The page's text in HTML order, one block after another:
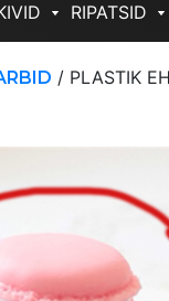
RIPATSID
/ PLASTIK